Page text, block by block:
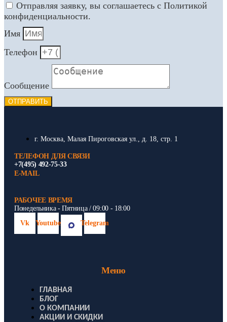
Отправляя заявку, вы соглашаетесь с Политикой
конфиденциальности.
Имя
Телефон
Сообщение
ОТПРАВИТЬ
г. Москва, Малая Пироговская ул., д. 18, стр. 1
ТЕЛЕФОН ДЛЯ СВЯЗИ
+7(495) 492-75-33
E-MAIL
РАБОЧЕЕ ВРЕМЯ
Понедельника - Пятница / 09:00 - 18:00
Vk
Youtube Telegram
Меню
ГЛАВНАЯ
БЛОГ
О КОМПАНИИ
АКЦИИ И СКИДКИ